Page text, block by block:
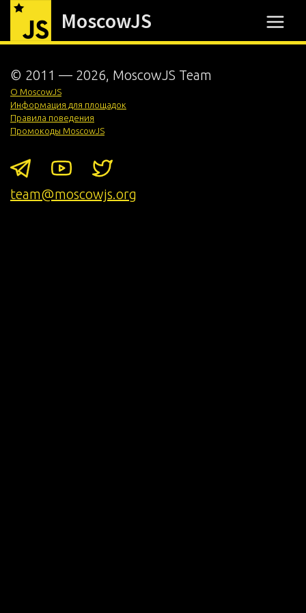
MoscowJS
© 2011 — 2026, MoscowJS Team
О MoscowJS
Информация для площадок
Правила поведения
Промокоды MoscowJS
team@moscowjs.org